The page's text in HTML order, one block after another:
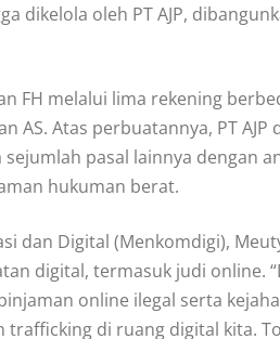
dikelola oleh PT AJP,
FH melalui lima rekening
AS. Atas perbuatannya, PT
pasal lainnya dengan
hukuman berat.
dan Digital (Menkomdigi),
digital, termasuk judi online.
online ilegal serta
di ruang digital kita.